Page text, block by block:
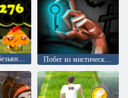
Счастливая обезьянка: уровень 276 Побег из мистической комнаты